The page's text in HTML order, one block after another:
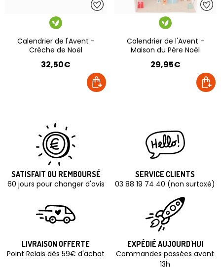
Calendrier de l'Avent -
Crèche de Noël
32,50€
Calendrier de l'Avent -
Maison du Père Noël
29,95€
SATISFAIT OU REMBOURSÉ
60 jours pour changer d'avis
SERVICE CLIENTS
03 88 19 74 40 (non surtaxé)
LIVRAISON OFFERTE
Point Relais dès 59€ d'achat
EXPÉDIÉ AUJOURD'HUI
Commandes passées avant
13h